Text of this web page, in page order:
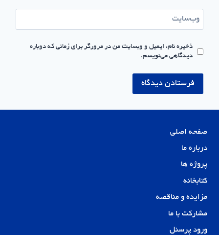
وب‌سایت
ذخیره نام، ایمیل و وبسایت من در مرورگر برای زمانی که دوباره
دیدگاهی می‌نویسم.
صفحه اصلی
درباره ما
پروژه ها
کتابخانه
مزایده و مناقصه
مشارکت با ما
ورود پرسنل